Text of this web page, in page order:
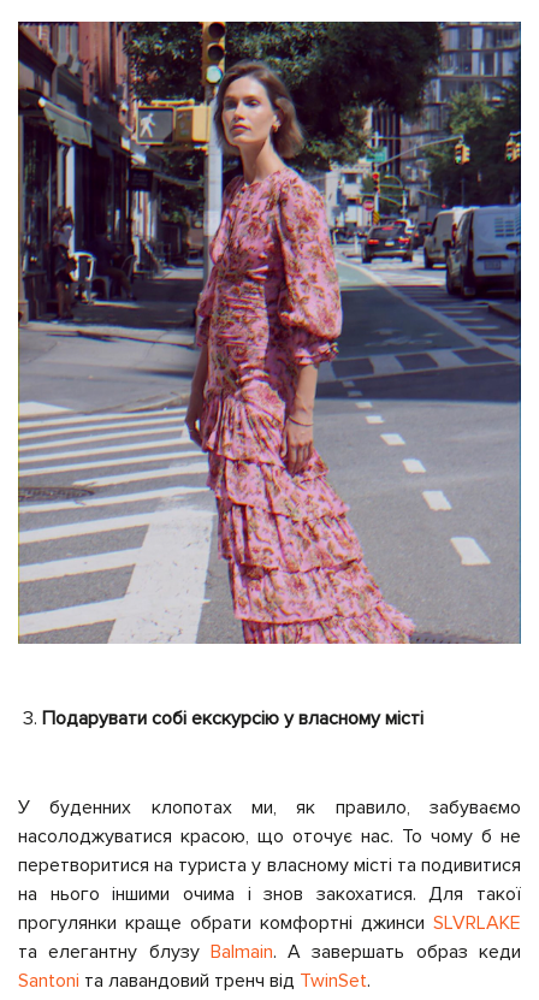
Подарувати собі екскурсію у власному місті
У буденних клопотах ми, як правило, забуваємо
насолоджуватися красою, що оточує нас. То чому б не
перетворитися на туриста у власному місті та подивитися
на нього іншими очима і знов закохатися. Для такої
прогулянки краще обрати комфортні джинси SLVRLAKE
та елегантну блузу Balmain. А завершать образ кеди
Santoni та лавандовий тренч від TwinSet.